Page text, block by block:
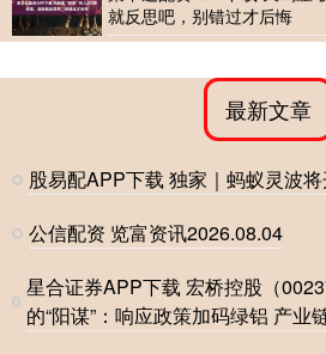
就反思吧，别错过才后悔
最新文章
股易配APP下载 独家｜蚂蚁灵波
公信配资 览富资讯2026.08.04
星合证券APP下载 宏桥控股（
的“阳谋”：响应政策加码绿铝 产业